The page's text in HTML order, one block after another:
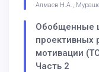
Алмаев Н.А.,
Обобщенные
проективных
мотивации
Часть 2